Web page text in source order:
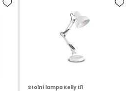
Stolní lampa Kelly tl1